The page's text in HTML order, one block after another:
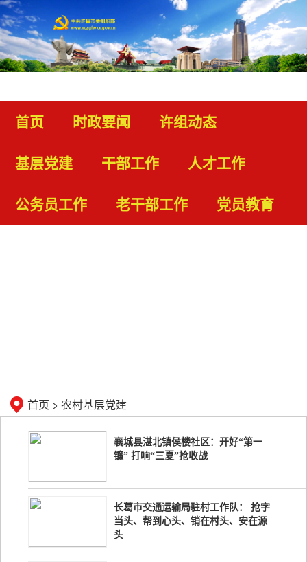
首页 时政要闻 许组动态
基层党建 干部工作 人才工作
公务员工作 老干部工作 党员教育
首页 > 农村基层党建
襄城县湛北镇侯楼社区：开好“第一
镰” 打响“三夏”抢收战
长葛市交通运输局驻村工作队： 抢字
当头、帮到心头、销在村头、安在源
头